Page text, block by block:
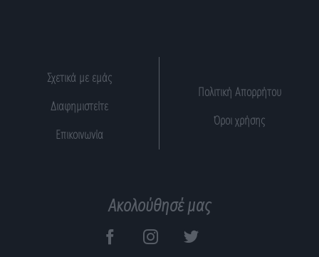
Σχετικά με εμάς
Διαφημιστείτε
Επικοινωνία
Πολιτική Απορρήτου
Όροι χρήσης
Ακολούθησέ μας